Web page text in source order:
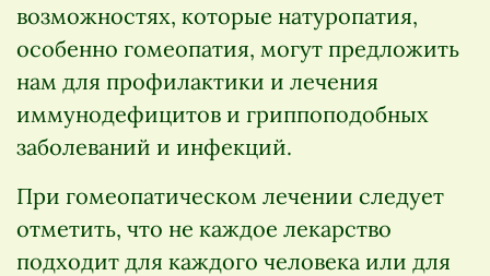
возможностях, которые натуропатия,
особенно гомеопатия, могут предложить
нам для профилактики и лечения
иммунодефицитов и гриппоподобных
заболеваний и инфекций.
При гомеопатическом лечении следует
отметить, что не каждое лекарство
подходит для каждого человека или для